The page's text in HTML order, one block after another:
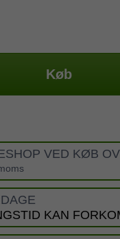
Køb
VED KØB
KAN